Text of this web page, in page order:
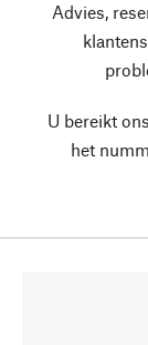
Advies,
U bereikt
het